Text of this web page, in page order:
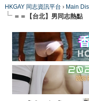
HKGAY 同志資訊平台 › Main
＝＝【台北】男同志熱